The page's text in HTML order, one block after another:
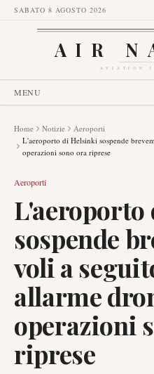
SABATO 8 AGOSTO 2026
AIR
AVIATION
MENU
Home Notizie
Aeroporti
L'aeroporto di Helsinki sospende
operazioni sono ora riprese
Aeroporti
sospende
voli a
allarme
operazioni
riprese